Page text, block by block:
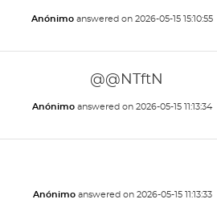
Anónimo answered on 2026-05-15 15:10:55
@@NTftN
Anónimo answered on 2026-05-15 11:13:34
Anónimoanswered on 2026-05-15 11:13:33